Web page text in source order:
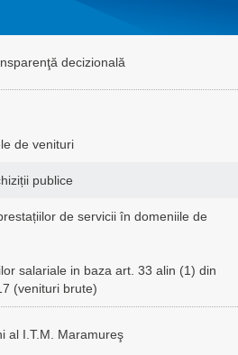
decizională
de venituri
publice
de servicii în domeniile de
salariale in baza art. 33 alin (1) din
(venituri brute)
al I.T.M. Maramureş